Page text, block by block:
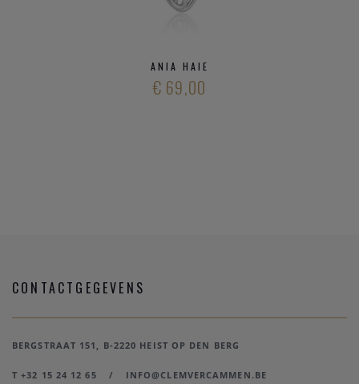
ANIA HAIE
€ 69,00
CONTACTGEGEVENS
BERGSTRAAT 151, B-2220 HEIST OP DEN BERG
T +32 15 24 12 65 / INFO@CLEMVERCAMMEN.BE